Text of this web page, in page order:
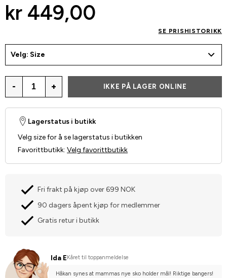
kr 449,00
SE PRISHISTORIKK
Velg: Size
- + IKKE PÅ LAGER ONLINE
Lagerstatus i butikk
Velg size for å se lagerstatus i butikken
Favorittbutikk: Velg favorittbutikk
Fri frakt på kjøp over 699 NOK
90 dagers åpent kjøp for medlemmer
Gratis retur i butikk
Ida E Kåret til toppanmeldelse
Håkan synes at mammas nye sko holder mål! Riktige bangers!